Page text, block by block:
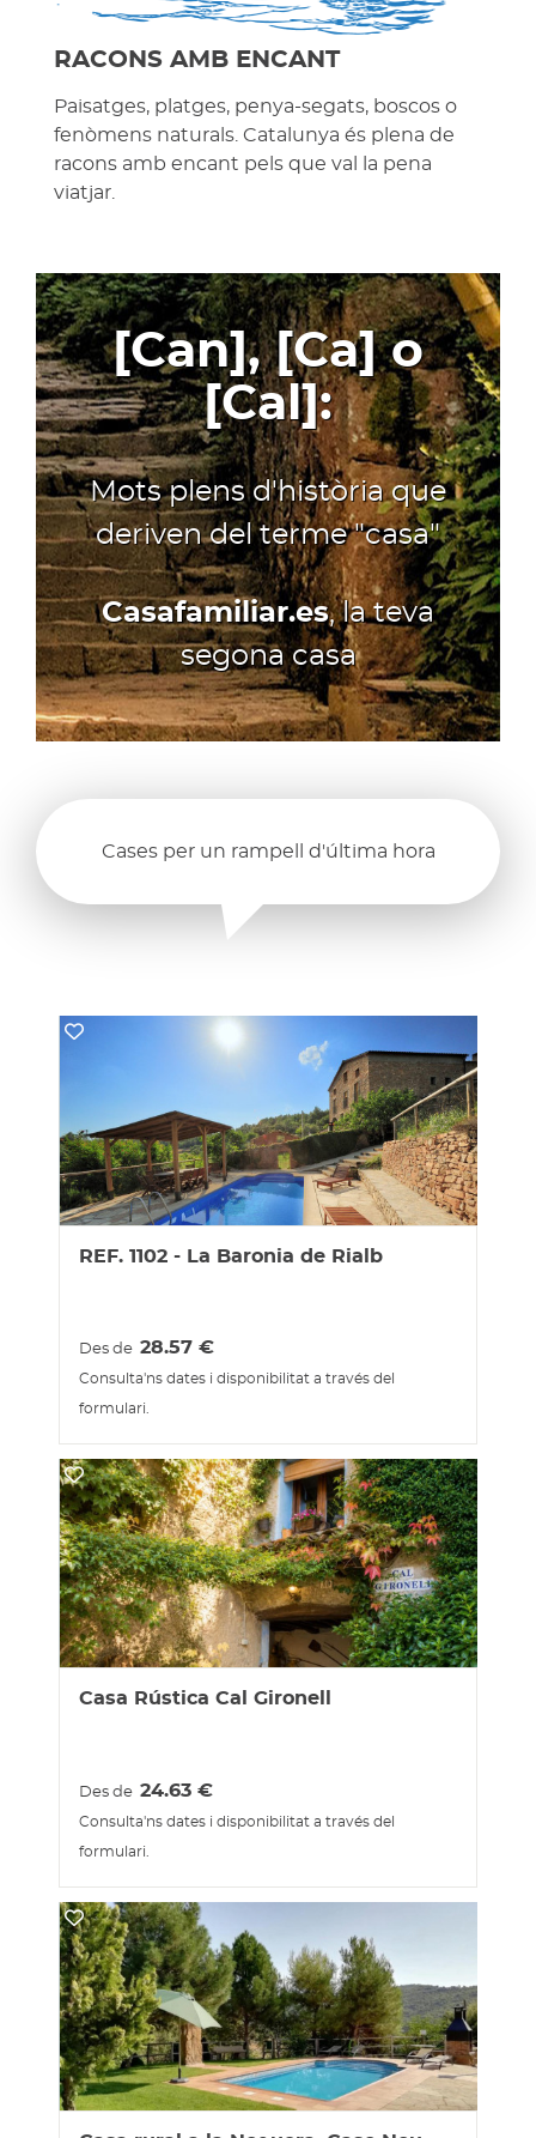
RACONS AMB ENCANT
Paisatges, platges, penya-segats, boscos o
fenòmens naturals. Catalunya és plena de
racons amb encant pels que val la pena
viatjar.
[Can], [Ca] o
[Cal]:
Mots plens d'història que
deriven del terme "casa"
Casafamiliar.es, la teva
segona casa
Cases per un rampell d'última hora
REF. 1102 - La Baronia de Rialb
Des de 28.57€
Consulta'ns dates i disponibilitat a través del
formulari.
Casa Rústica Cal Gironell
Des de 24.63€
Consulta'ns dates i disponibilitat a través del
formulari.